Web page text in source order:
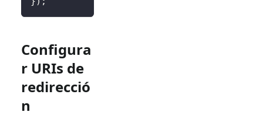
Configura
r URIs de
redirecció
n